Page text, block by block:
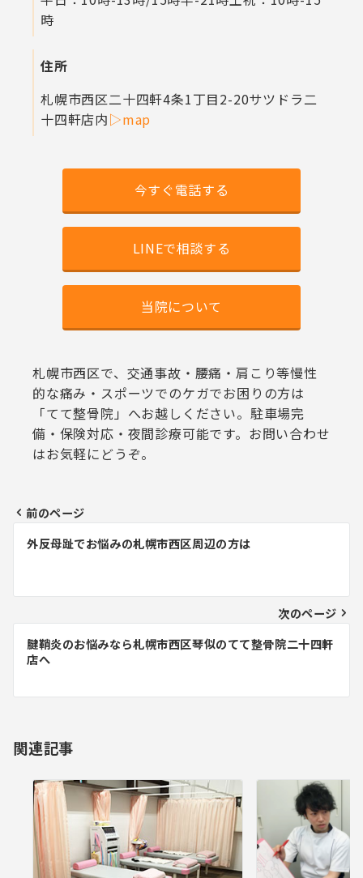
時
住所
札幌市西区二十四軒4条1丁目2-20サツドラ二
十四軒店内▷map
今すぐ電話する
LINEで相談する
当院について
札幌市西区で、交通事故・腰痛・肩こり等慢性
的な痛み・スポーツでのケガでお困りの方は
「てて整骨院」へお越しください。駐車場完
備・保険対応・夜間診療可能です。お問い合わせ
はお気軽にどうぞ。
投
ナ
ビ
ゲ
ー
シ
ン
前のページ
外反母趾でお悩みの札幌市西区周辺の方は
次のページ
腱鞘炎のお悩みなら札幌市西区琴似のてて整骨院二十四軒
店へ
関連記事